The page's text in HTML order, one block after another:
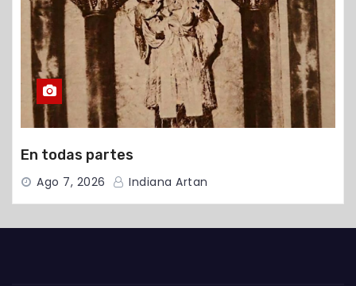
En todas partes
Ago 7, 2026 Indiana Artan